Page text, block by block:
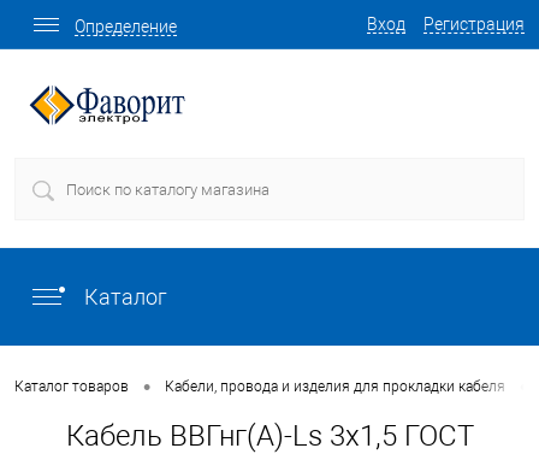
Вход Регистрация
Определение
Каталог
Каталог товаров • Кабели, провода и изделия для прокладки кабеля
Кабель ВВГнг(А)-Ls 3х1,5 ГОСТ